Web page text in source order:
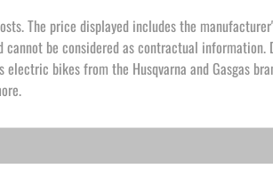
costs. The price displayed includes the
be considered as contractual
electric bikes from the Husqvarna and Gasgas